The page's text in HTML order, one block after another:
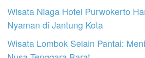
Wisata Niaga Hotel Purwokerto
Nyaman di Jantung Kota
Wisata Lombok Selain Pantai: